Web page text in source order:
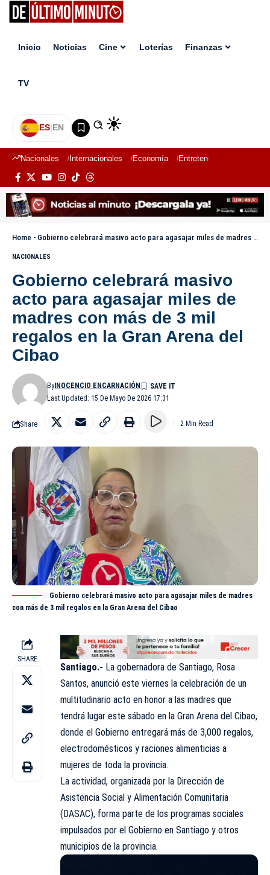
Inicio Noticias Cine Loterías Finanzas
TV
ES|EN
Nacionales Internacionales Economía Entretenimiento
Home - Gobierno celebrará masivo acto para agasajar miles de madres con más de 3 mil regalos en la Gran Arena del Cibao
NACIONALES
Gobierno celebrará masivo
acto para agasajar miles de
madres con más de 3 mil
regalos en la Gran Arena del
Cibao
Last Updated: 15 De Mayo De 2026 17:31
ByINOCENCIO ENCARNACIÓN
Share 2 Min Read
Gobierno celebrará masivo acto para agasajar miles de madres
con más de 3 mil regalos en la Gran Arena del Cibao
SHARE
Santiago.- La gobernadora de Santiago, Rosa
Santos, anunció este viernes la celebración de un
multitudinario acto en honor a las madres que
tendrá lugar este sábado en la Gran Arena del Cibao,
donde el Gobierno entregará más de 3,000 regalos,
electrodomésticos y raciones alimenticias a
mujeres de toda la provincia.
La actividad, organizada por la Dirección de
Asistencia Social y Alimentación Comunitaria
(DASAC), forma parte de los programas sociales
impulsados por el Gobierno en Santiago y otros
municipios de la provincia.